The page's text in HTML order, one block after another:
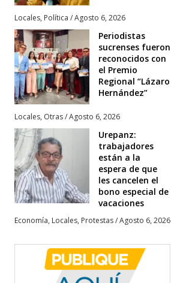
Locales, Política /Agosto 6, 2026
Periodistas
sucrenses fueron
reconocidos con
el Premio
Regional “Lázaro
Hernández”
Locales, Otras/Agosto 6, 2026
Urepanz:
trabajadores
están a la
espera de que
les cancelen el
bono especial de
vacaciones
Economía, Locales, Protestas/Agosto 6, 2026